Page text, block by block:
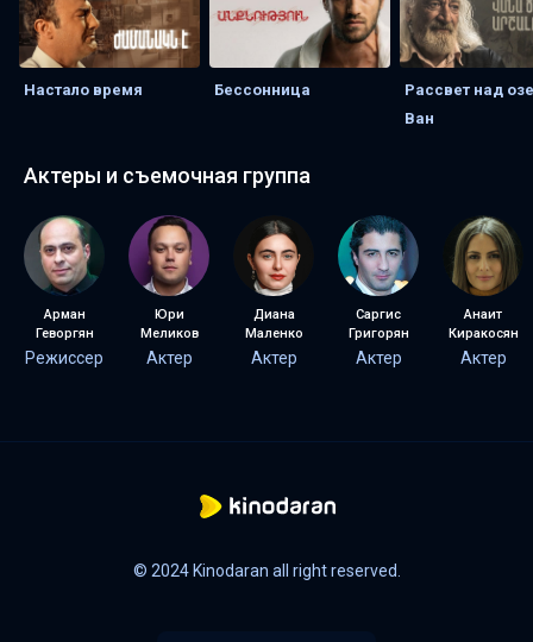
Настало время Бессонница
Рассвет над
Ван
Актеры и съемочная группа
Арман
Геворгян
Режиссер
Юри
Меликов
Актер
Диана
Маленко
Актер
Саргис
Григорян
Актер
Анаит
Киракосян
Актер
© 2024 Kinodaran all right reserved.